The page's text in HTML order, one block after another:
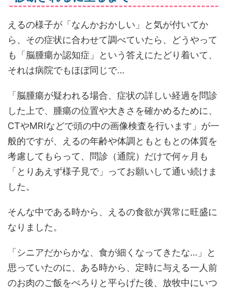
えるの様子が「なんかおかしい」と気が付いてか
ら、その症状に合わせて調べていたら、どうやって
も「脳腫瘍か認知症」という答えにたどり着いて、
それは病院でもほぼ同じで…
「脳腫瘍が疑われる場合、症状の詳しい経過を問診
した上で、腫瘍の位置や大きさを確かめるために、
CTやMRIなどで頭の中の画像検査を行います」が一
般的ですが、えるの年齢や体調ともともとの体質を
考慮してもらって、問診（通院）だけで何ヶ月も
「とりあえず様子見で」ってお願いして通い続けま
した。
そんな中である時から、えるの食欲が異常に旺盛に
なりました。
「シニアだからかな、食が細くなってきたな…」と
思っていたのに、ある時から、定時に与える一人前
のお肉のご飯をぺろりと平らげた後、放牧中にいつ